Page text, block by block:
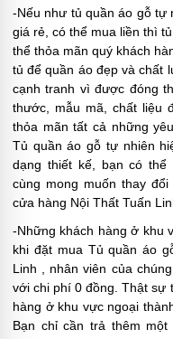
-Nếu như tủ quần áo gỗ tự
giá rẻ, có thể mua liền thì
thể thỏa mãn quý khách
tủ để quần áo đẹp và chất
cạnh tranh vì được đóng
thước, mẫu mã, chất liệu
thỏa mãn tất cả những
Tủ quần áo gỗ tự nhiên
dạng thiết kế, bạn có thể
cùng mong muốn thay
cửa hàng Nội Thất Tuấn
-Những khách hàng ở khu
khi đặt mua Tủ quần áo
Linh , nhân viên của
với chi phí 0 đồng. Thật sự
hàng ở khu vực ngoại
Bạn chỉ cần trả thêm